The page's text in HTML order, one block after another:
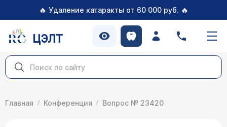
🔥 Удаление катаракты от 60 000 руб. 🔥
ЦЭЛТ
Главная Конференция Вопрос № 23420